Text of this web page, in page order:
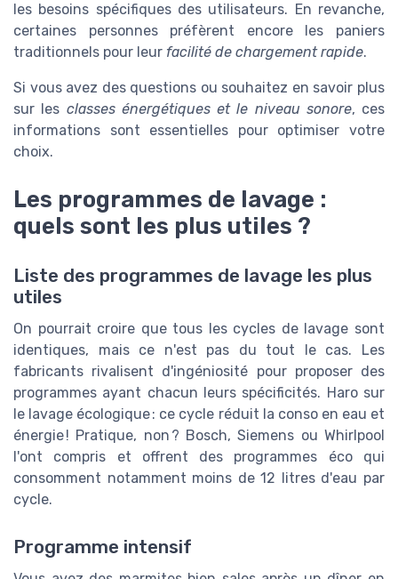
les besoins spécifiques des utilisateurs. En revanche,
certaines personnes préfèrent encore les paniers
traditionnels pour leur facilité de chargement rapide.
Si vous avez des questions ou souhaitez en savoir plus
sur les classes énergétiques et le niveau sonore, ces
informations sont essentielles pour optimiser votre
choix.
Les programmes de lavage :
quels sont les plus utiles ?
Liste des programmes de lavage les plus
utiles
On pourrait croire que tous les cycles de lavage sont
identiques, mais ce n'est pas du tout le cas. Les
fabricants rivalisent d'ingéniosité pour proposer des
programmes ayant chacun leurs spécificités. Haro sur
le lavage écologique : ce cycle réduit la conso en eau et
énergie ! Pratique, non ? Bosch, Siemens ou Whirlpool
l'ont compris et offrent des programmes éco qui
consomment notamment moins de 12 litres d'eau par
cycle.
Programme intensif